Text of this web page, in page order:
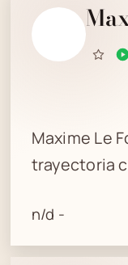
Maxime Le
trayectoria
n/d -